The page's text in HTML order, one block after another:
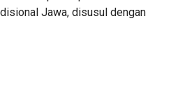
Jawa, disusul dengan